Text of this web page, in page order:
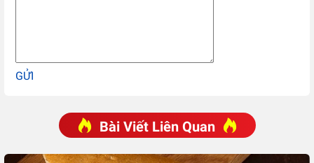
GỬI
Bài Viết Liên Quan